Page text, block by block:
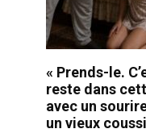
« Prends-le.
reste dans
avec un
un vieux